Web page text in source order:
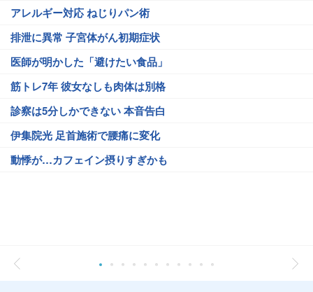
アレルギー対応 ねじりパン術
排泄に異常 子宮体がん初期症状
医師が明かした「避けたい食品」
筋トレ7年 彼女なしも肉体は別格
診察は5分しかできない 本音告白
伊集院光 足首施術で腰痛に変化
動悸が…カフェイン摂りすぎかも